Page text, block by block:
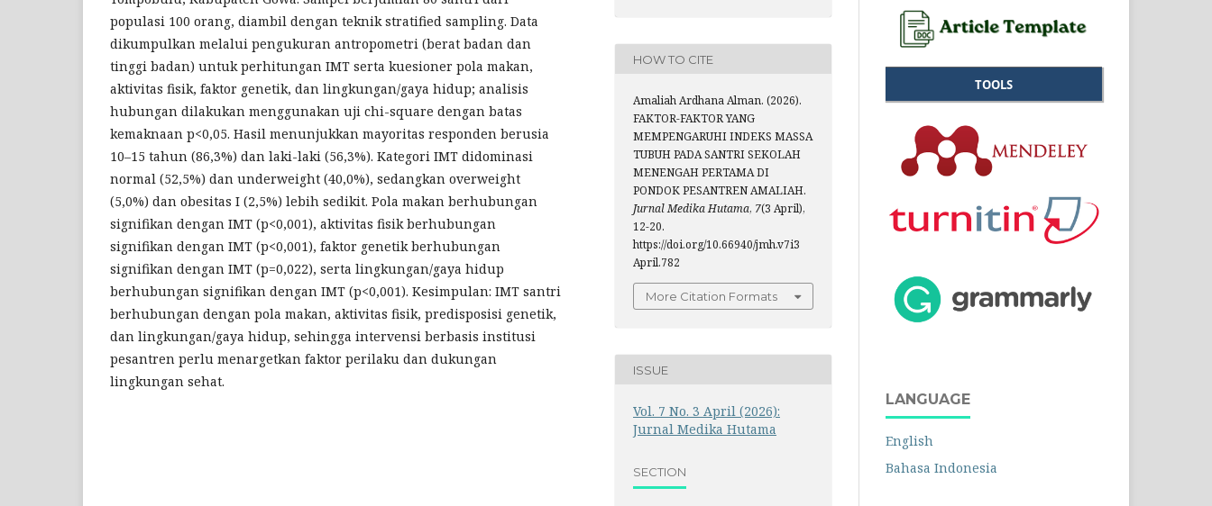
populasi 100 orang, diambil dengan teknik stratified sampling. Data
dikumpulkan melalui pengukuran antropometri (berat badan dan
tinggi badan) untuk perhitungan IMT serta kuesioner pola makan,
aktivitas fisik, faktor genetik, dan lingkungan/gaya hidup; analisis
hubungan dilakukan menggunakan uji chi-square dengan batas
kemaknaan p<0,05. Hasil menunjukkan mayoritas responden berusia
10–15 tahun (86,3%) dan laki-laki (56,3%). Kategori IMT didominasi
normal (52,5%) dan underweight (40,0%), sedangkan overweight
(5,0%) dan obesitas I (2,5%) lebih sedikit. Pola makan berhubungan
signifikan dengan IMT (p<0,001), aktivitas fisik berhubungan
signifikan dengan IMT (p<0,001), faktor genetik berhubungan
signifikan dengan IMT (p=0,022), serta lingkungan/gaya hidup
berhubungan signifikan dengan IMT (p<0,001). Kesimpulan: IMT santri
berhubungan dengan pola makan, aktivitas fisik, predisposisi genetik,
dan lingkungan/gaya hidup, sehingga intervensi berbasis institusi
pesantren perlu menargetkan faktor perilaku dan dukungan
lingkungan sehat.
HOW TO CITE
Amaliah Ardhana Alman. (2026).
FAKTOR-FAKTOR YANG
MEMPENGARUHI INDEKS MASSA
TUBUH PADA SANTRI SEKOLAH
MENENGAH PERTAMA DI
PONDOK PESANTREN AMALIAH.
Jurnal Medika Hutama, 7(3 April),
12-20.
https://doi.org/10.66940/jmh.v7i3
April.782
More Citation Formats
ISSUE
Vol. 7 No. 3 April (2026):
Jurnal Medika Hutama
SECTION
TOOLS
LANGUAGE
English
Bahasa Indonesia